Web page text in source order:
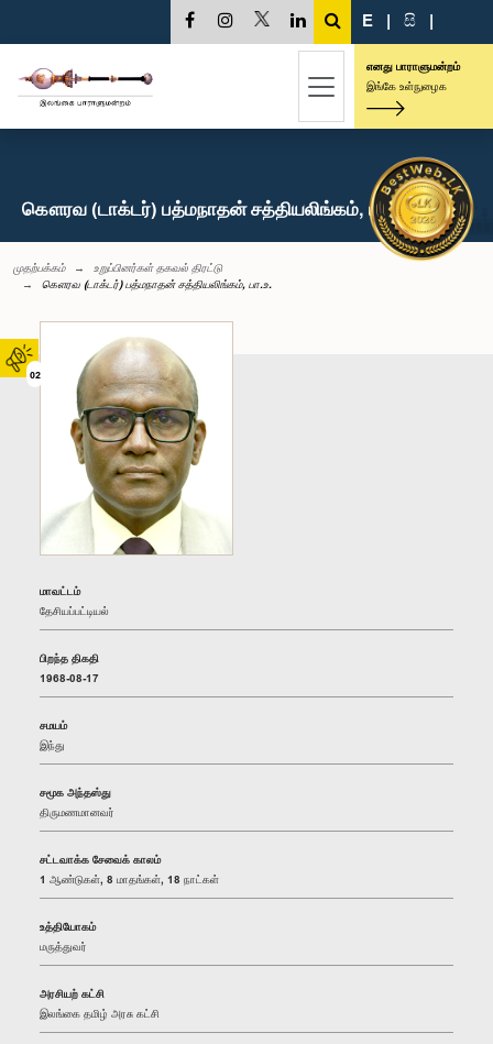
02
E | සි |
எனது பாராளுமன்றம்
இங்கே உள்நுழைக
கௌரவ (டாக்டர்) பத்மநாதன் சத்தியலிங்கம், பா.உ.
முதற்பக்கம்
உறுப்பினர்கள் தகவல் திரட்டு
கௌரவ (டாக்டர்) பத்மநாதன் சத்தியலிங்கம், பா.உ.
மாவட்டம்
தேசியப்பட்டியல்
பிறந்த திகதி
1968-08-17
சமயம்
இந்து
சமூக அந்தஸ்து
திருமணமானவர்
சட்டவாக்க சேவைக் காலம்
1 ஆண்டுகள், 8 மாதங்கள், 18 நாட்கள்
உத்தியோகம்
மருத்துவர்
அரசியற் கட்சி
இலங்கை தமிழ் அரசு கட்சி